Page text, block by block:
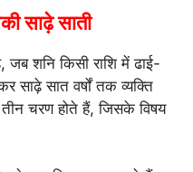
साढ़े साती
जब शनि किसी राशि में ढाई-
साढ़े सात वर्षों तक व्यक्ति
चरण होते हैं, जिसके विषय